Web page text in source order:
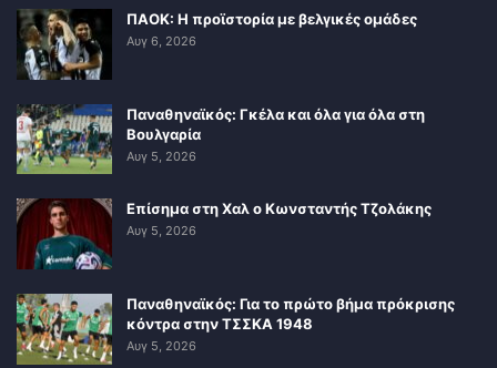
ΠΑΟΚ: Η προϊστορία με βελγικές ομάδες
Αυγ 6, 2026
Παναθηναϊκός: Γκέλα και όλα για όλα στη
Βουλγαρία
Αυγ 5, 2026
Επίσημα στη Χαλ ο Κωνσταντής Τζολάκης
Αυγ 5, 2026
Παναθηναϊκός: Για το πρώτο βήμα πρόκρισης
κόντρα στην ΤΣΣΚΑ 1948
Αυγ 5, 2026